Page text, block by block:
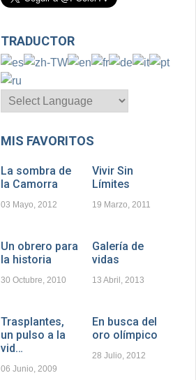
TRADUCTOR
MIS FAVORITOS
La sombra de
la Camorra
03 Mayo, 2012
Vivir Sin
Límites
19 Marzo, 2011
Un obrero para
la historia
30 Octubre, 2010
Galería de
vidas
13 Abril, 2013
Trasplantes,
un pulso a la
vid…
06 Junio, 2009
En busca del
oro olímpico
28 Julio, 2012